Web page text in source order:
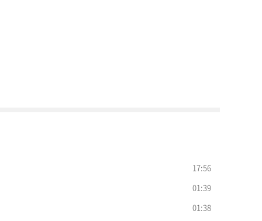
17:56
01:39
01:38